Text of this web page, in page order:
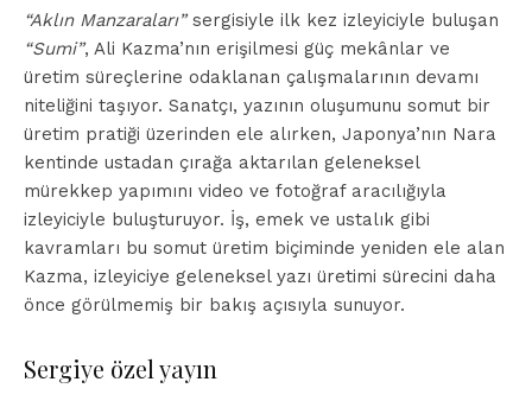
“Aklın Manzaraları”sergisiyle ilk kez izleyiciyle buluşan
“Sumi”, Ali Kazma’nın erişilmesi güç mekânlar ve
üretim süreçlerine odaklanan çalışmalarının devamı
niteliğini taşıyor. Sanatçı, yazının oluşumunu somut bir
üretim pratiği üzerinden ele alırken, Japonya’nın Nara
kentinde ustadan çırağa aktarılan geleneksel
mürekkep yapımını video ve fotoğraf aracılığıyla
izleyiciyle buluşturuyor. İş, emek ve ustalık gibi
kavramları bu somut üretim biçiminde yeniden ele alan
Kazma, izleyiciye geleneksel yazı üretimi sürecini daha
önce görülmemiş bir bakış açısıyla sunuyor.
Sergiye özel yayın